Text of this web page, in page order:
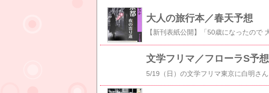
大人の旅行本／春天予想
文学フリマ／フローラS予想